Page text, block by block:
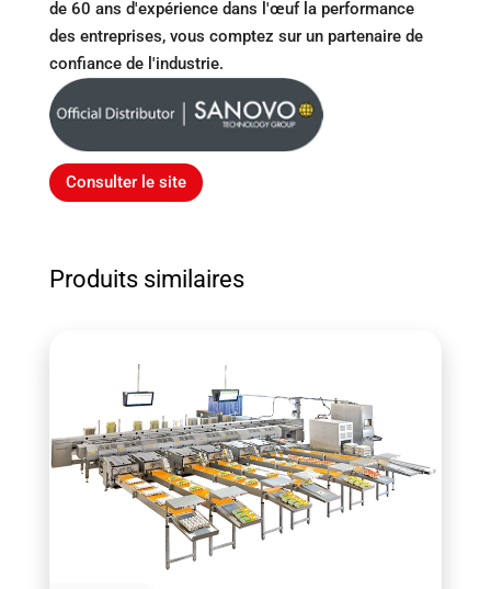
de 60 ans d'expérience dans l'œuf la performance
des entreprises, vous comptez sur un partenaire de
confiance de l'industrie.
Consulter le site
Produits similaires